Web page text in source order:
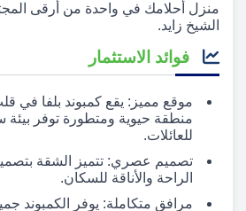
منزل أحلامك في واحدة من أرقى
الشيخ زايد.
فوائد الاستثمار
موقع مميز: يقع كمبوند بلفا في
منطقة حيوية ومتطورة توفر بيئة
للعائلات.
تصميم عصري: تتميز الشقة
الراحة والأناقة للسكان.
مرافق متكاملة: يوفر الكمبوند